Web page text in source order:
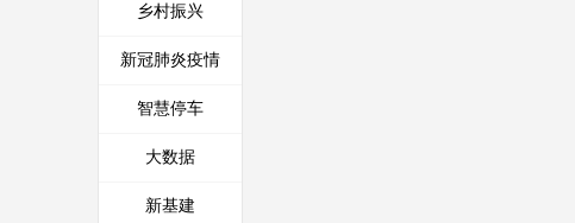
乡村振兴
新冠肺炎疫情
智慧停车
大数据
新基建